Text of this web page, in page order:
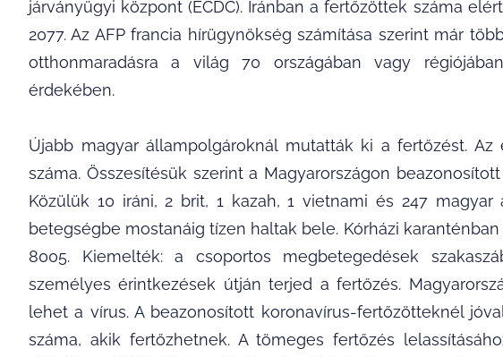
járványügyi központ (ECDC). Iránban a fertőzöttek száma
2077. Az AFP francia hírügynökség számítása szerint már
otthonmaradásra a világ 70 országában vagy
érdekében.
Újabb magyar állampolgároknál mutatták ki a fertőzést.
száma. Összesítésük szerint a Magyarországon
Közülük 10 iráni, 2 brit, 1 kazah, 1 vietnami és 247
betegségbe mostanáig tízen haltak bele. Kórházi
8005. Kiemelték: a csoportos megbetegedések
személyes érintkezések útján terjed a fertőzés.
lehet a vírus. A beazonosított koronavírus-fertőzötteknél
száma, akik fertőzhetnek. A tömeges fertőzés